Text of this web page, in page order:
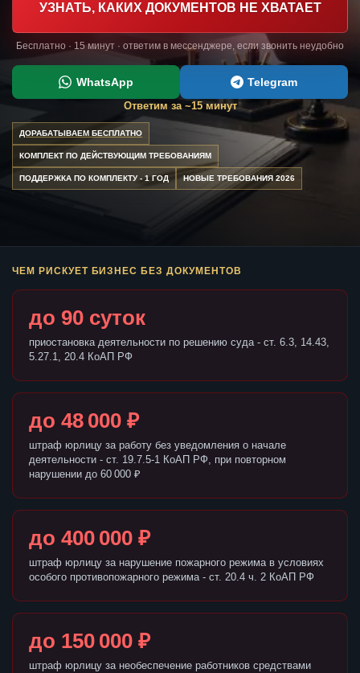
УЗНАТЬ, КАКИХ ДОКУМЕНТОВ НЕ ХВАТАЕТ
Бесплатно · 15 минут · ответим в мессенджере, если звонить неудобно
WhatsApp Telegram
Ответим за ~15 минут
ДОРАБАТЫВАЕМ БЕСПЛАТНО
КОМПЛЕКТ ПО ДЕЙСТВУЮЩИМ ТРЕБОВАНИЯМ
ПОДДЕРЖКА ПО КОМПЛЕКТУ - 1 ГОД НОВЫЕ ТРЕБОВАНИЯ 2026
ЧЕМ РИСКУЕТ БИЗНЕС БЕЗ ДОКУМЕНТОВ
до 90 суток
приостановка деятельности по решению суда - ст. 6.3, 14.43,
5.27.1, 20.4 КоАП РФ
до 48 000 ₽
штраф юрлицу за работу без уведомления о начале
деятельности - ст. 19.7.5-1 КоАП РФ, при повторном
нарушении до 60 000 ₽
до 400 000 ₽
штраф юрлицу за нарушение пожарного режима в условиях
особого противопожарного режима - ст. 20.4 ч. 2 КоАП РФ
до 150 000 ₽
штраф юрлицу за необеспечение работников средствами